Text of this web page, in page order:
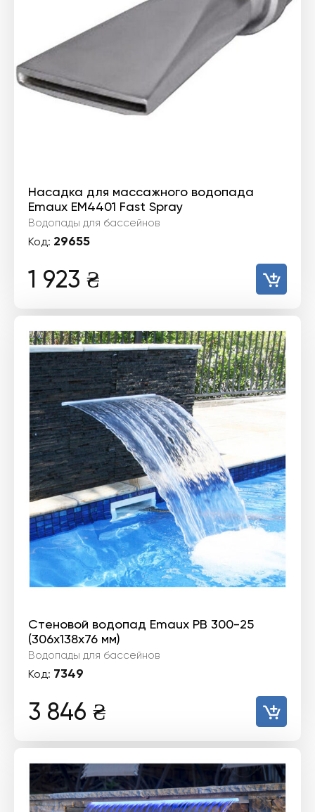
Насадка для массажного водопада
Emaux EM4401 Fast Spray
Водопады для бассейнов
Код: 29655
1 923 ₴
Стеновой водопад Emaux PB 300-25
(306х138х76 мм)
Водопады для бассейнов
Код: 7349
3 846 ₴